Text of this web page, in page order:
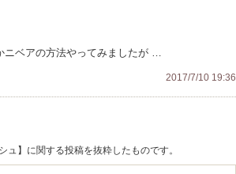
ニベアの方法やってみましたが …
2017/7/10 19:36
】に関する投稿を抜粋したものです。